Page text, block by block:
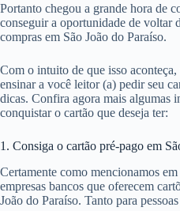
Portanto chegou a grande hora de
conseguir a oportunidade de voltar
compras em São João do Paraíso.
Com o intuito de que isso
ensinar a você leitor (a) pedir seu
dicas. Confira agora mais algumas
conquistar o cartão que deseja ter:
1. Consiga o cartão pré-pago em
Certamente como mencionamos
empresas bancos que oferecem
João do Paraíso. Tanto para